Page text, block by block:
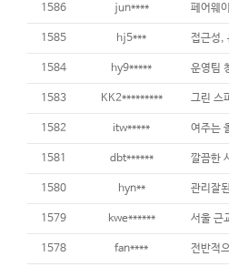
1586 jun****
1585 hj5***
1584 hy9***** 운영팀
1583 KK2*********
1582 itw*****
1581 dbt****** 깔끔한
1580 hyn** 관리잘
1579 kwe****** 서울 근
1578 fan****